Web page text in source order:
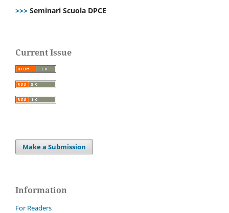
>>> Seminari Scuola DPCE
Current Issue
Make a Submission
Information
For Readers